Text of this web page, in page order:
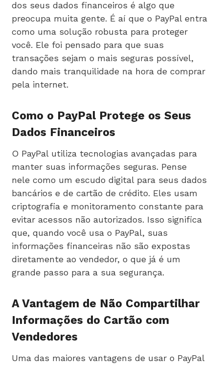
dos seus dados financeiros é algo que
preocupa muita gente. É aí que o PayPal entra
como uma solução robusta para proteger
você. Ele foi pensado para que suas
transações sejam o mais seguras possível,
dando mais tranquilidade na hora de comprar
pela internet.
Como o PayPal Protege os Seus
Dados Financeiros
O PayPal utiliza tecnologias avançadas para
manter suas informações seguras. Pense
nele como um escudo digital para seus dados
bancários e de cartão de crédito. Eles usam
criptografia e monitoramento constante para
evitar acessos não autorizados. Isso significa
que, quando você usa o PayPal, suas
informações financeiras não são expostas
diretamente ao vendedor, o que já é um
grande passo para a sua segurança.
A Vantagem de Não Compartilhar
Informações do Cartão com
Vendedores
Uma das maiores vantagens de usar o PayPal